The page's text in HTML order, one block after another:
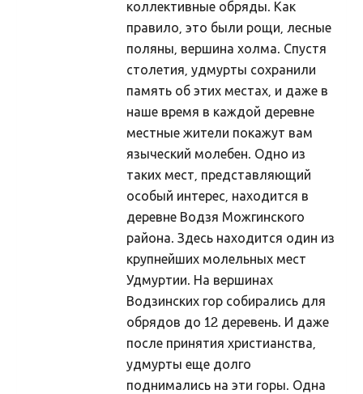
Maarahva pyhad
коллективные обряды. Как
правило, это были рощи, лесные
поляны, вершина холма. Спустя
столетия, удмурты сохранили
память об этих местах, и даже в
наше время в каждой деревне
местные жители покажут вам
языческий молебен. Одно из
таких мест, представляющий
особый интерес, находится в
деревне Водзя Можгинского
района. Здесь находится один из
крупнейших молельных мест
Удмуртии. На вершинах
Водзинских гор собирались для
обрядов до 12 деревень. И даже
после принятия христианства,
удмурты еще долго
поднимались на эти горы. Одна